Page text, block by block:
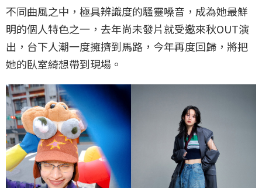
不同曲風之中，極具辨識度的騷靈嗓音，成為她最鮮
明的個人特色之一，去年尚未發片就受邀來秋OUT演
出，台下人潮一度擁擠到馬路，今年再度回歸，將把
她的臥室綺想帶到現場。